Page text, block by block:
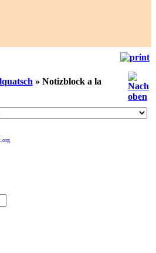
» Notizblock a la